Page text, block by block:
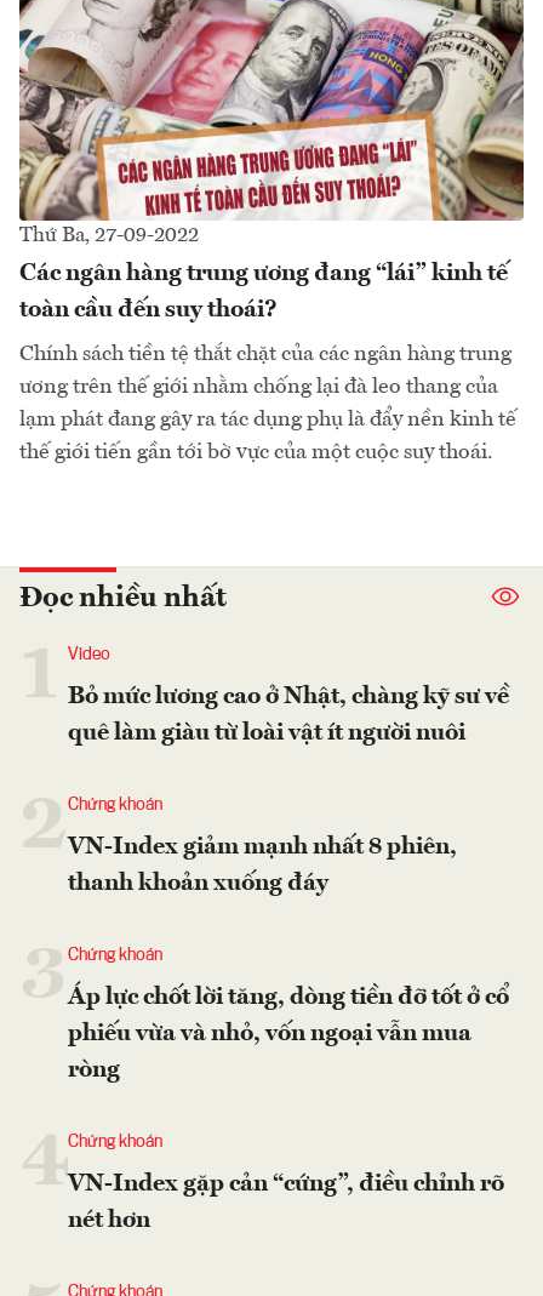
Thứ Ba, 27-09-2022
Các ngân hàng trung ương đang “lái” kinh tế
toàn cầu đến suy thoái?
Chính sách tiền tệ thắt chặt của các ngân hàng trung
ương trên thế giới nhằm chống lại đà leo thang của
lạm phát đang gây ra tác dụng phụ là đẩy nền kinh tế
thế giới tiến gần tới bờ vực của một cuộc suy thoái.
Đọc nhiều nhất
Video
Bỏ mức lương cao ở Nhật, chàng kỹ sư về
quê làm giàu từ loài vật ít người nuôi
2Chứng khoán
VN-Index giảm mạnh nhất 8 phiên,
thanh khoản xuống đáy
Chứng khoán
Áp lực chốt lời tăng, dòng tiền đỡ tốt ở cổ
phiếu vừa và nhỏ, vốn ngoại vẫn mua
ròng
4Chứng khoán
VN-Index gặp cản “cứng”, điều chỉnh rõ
nét hơn
Chứng khoán